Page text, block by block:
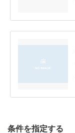
条件を指定する